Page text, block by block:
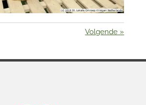
Volgende »